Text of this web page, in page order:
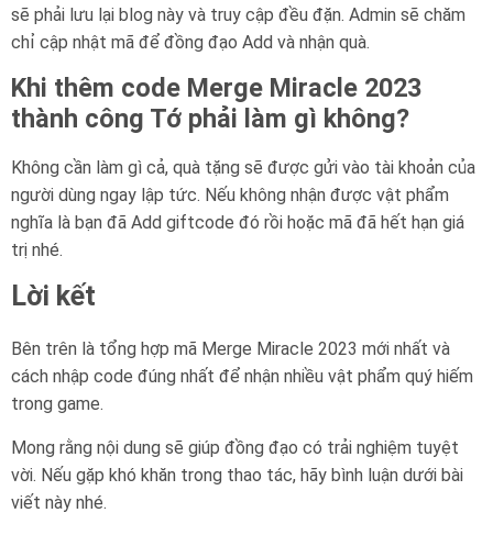
sẽ phải lưu lại blog này và truy cập đều đặn. Admin sẽ chăm
chỉ cập nhật mã để đồng đạo Add và nhận quà.
Khi thêm code Merge Miracle 2023
thành công Tớ phải làm gì không?
Không cần làm gì cả, quà tặng sẽ được gửi vào tài khoản của
người dùng ngay lập tức. Nếu không nhận được vật phẩm
nghĩa là bạn đã Add giftcode đó rồi hoặc mã đã hết hạn giá
trị nhé.
Lời kết
Bên trên là tổng hợp mã Merge Miracle 2023 mới nhất và
cách nhập code đúng nhất để nhận nhiều vật phẩm quý hiếm
trong game.
Mong rằng nội dung sẽ giúp đồng đạo có trải nghiệm tuyệt
vời. Nếu gặp khó khăn trong thao tác, hãy bình luận dưới bài
viết này nhé.